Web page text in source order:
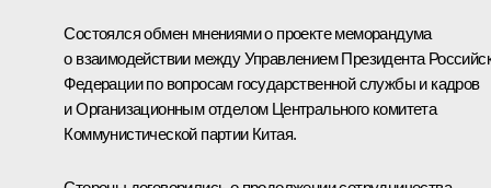
Состоялся обмен мнениями о проекте меморандума
о взаимодействии между Управлением Президента
Федерации по вопросам государственной службы и кадров
и Организационным отделом Центрального комитета
Коммунистической партии Китая.